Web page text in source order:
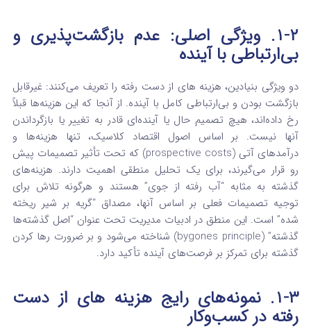
۱-۲. ویژگی اصلی: عدم بازگشت‌پذیری و
بی‌ارتباطی با آینده
دو ویژگی بنیادین، هزینه های از دست رفته را تعریف می‌کنند: غیرقابل
بازگشت بودن و بی‌ارتباطی کامل با آینده. از آنجا که این هزینه‌ها قبلاً
رخ داده‌اند، هیچ تصمیم حال یا آینده‌ای قادر به تغییر یا بازگرداندن
آنها نیست. بر اساس اصول اقتصاد کلاسیک، تنها هزینه‌ها و
درآمدهای آتی (prospective costs) که تحت تأثیر تصمیمات پیش
رو قرار می‌گیرند، برای یک تحلیل منطقی اهمیت دارند. هزینه‌های
گذشته به مثابه “آب رفته از جوی” هستند و هرگونه تلاش برای
توجیه تصمیمات فعلی بر اساس آنها، مصداق “گریه بر شیر ریخته
شده” است. این منطق در ادبیات مدیریت تحت عنوان “اصل گذشته‌ها
گذشته” (bygones principle) شناخته می‌شود و بر ضرورت رها کردن
گذشته برای تمرکز بر فرصت‌های آینده تأکید دارد.
۱-۳. نمونه‌های رایج هزینه های از دست
رفته در کسب‌وکار